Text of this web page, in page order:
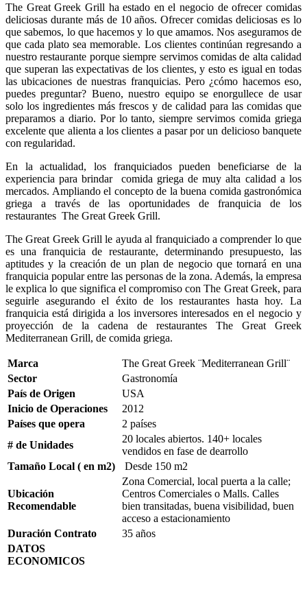
The Great Greek Grill ha estado en el negocio de ofrecer comidas
deliciosas durante más de 10 años. Ofrecer comidas deliciosas es lo
que sabemos, lo que hacemos y lo que amamos. Nos aseguramos de
que cada plato sea memorable. Los clientes continúan regresando a
nuestro restaurante porque siempre servimos comidas de alta calidad
que superan las expectativas de los clientes, y esto es igual en todas
las ubicaciones de nuestras franquicias. Pero ¿cómo hacemos eso,
puedes preguntar? Bueno, nuestro equipo se enorgullece de usar
solo los ingredientes más frescos y de calidad para las comidas que
preparamos a diario. Por lo tanto, siempre servimos comida griega
excelente que alienta a los clientes a pasar por un delicioso banquete
con regularidad.
En la actualidad, los franquiciados pueden beneficiarse de la
experiencia para brindar comida griega de muy alta calidad a los
mercados. Ampliando el concepto de la buena comida gastronómica
griega a través de las oportunidades de franquicia de los
restaurantes The Great Greek Grill.
The Great Greek Grill le ayuda al franquiciado a comprender lo que
es una franquicia de restaurante, determinando presupuesto, las
aptitudes y la creación de un plan de negocio que tornará en una
franquicia popular entre las personas de la zona. Además, la empresa
le explica lo que significa el compromiso con The Great Greek, para
seguirle asegurando el éxito de los restaurantes hasta hoy. La
franquicia está dirigida a los inversores interesados en el negocio y
proyección de la cadena de restaurantes The Great Greek
Mediterranean Grill, de comida griega.
Marca
The Great Greek ¨Mediterranean Grill¨
Sector
Gastronomía
País de Origen
USA
Inicio de Operaciones
2012
Países que opera
2 países
# de Unidades
20 locales abiertos. 140+ locales
vendidos en fase de dearrollo
Tamaño Local ( en m2)
Desde 150 m2
Ubicación
Recomendable
Zona Comercial, local puerta a la calle;
Centros Comerciales o Malls. Calles
bien transitadas, buena visibilidad, buen
acceso a estacionamiento
Duración Contrato
35 años
DATOS
ECONOMICOS